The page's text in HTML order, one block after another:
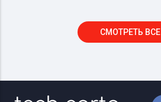
СМОТРЕТЬ ВСЕ